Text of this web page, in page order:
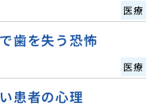
医療
歯を失う恐怖
医療
患者の心理